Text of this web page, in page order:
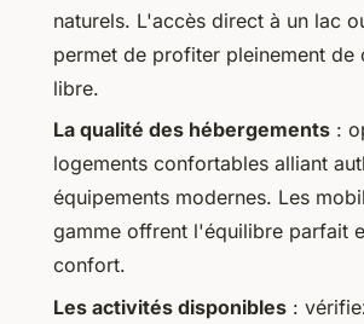
naturels. L'accès direct à un lac
permet de profiter pleinement de
libre.
La qualité des hébergements :
logements confortables alliant
équipements modernes. Les
gamme offrent l'équilibre parfait
confort.
Les activités disponibles :